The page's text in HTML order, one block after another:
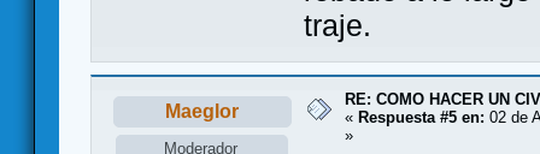
traje.
Maeglor
Moderador
RE: COMO HACER UN
« Respuesta #5 en: 02 de
»